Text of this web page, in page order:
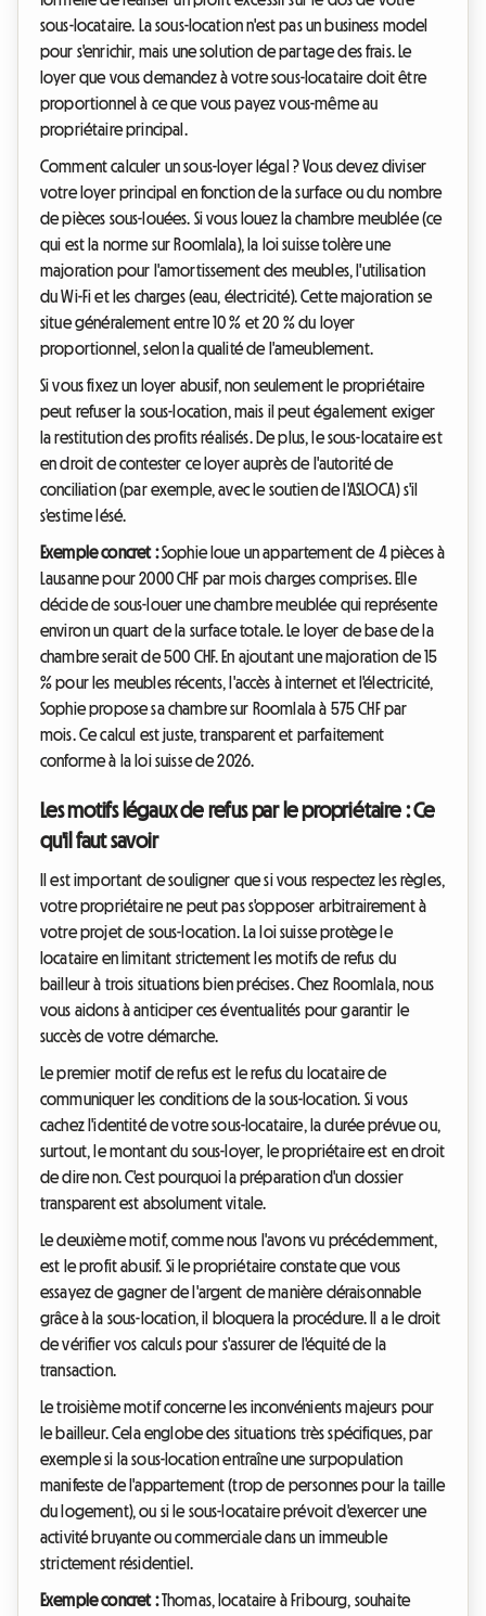
sous-locataire. La sous-location n'est pas un business model
pour s'enrichir, mais une solution de partage des frais. Le
loyer que vous demandez à votre sous-locataire doit être
proportionnel à ce que vous payez vous-même au
propriétaire principal.
Comment calculer un sous-loyer légal ? Vous devez diviser
votre loyer principal en fonction de la surface ou du nombre
de pièces sous-louées. Si vous louez la chambre meublée (ce
qui est la norme sur Roomlala), la loi suisse tolère une
majoration pour l'amortissement des meubles, l'utilisation
du Wi-Fi et les charges (eau, électricité). Cette majoration se
situe généralement entre 10 % et 20 % du loyer
proportionnel, selon la qualité de l'ameublement.
Si vous fixez un loyer abusif, non seulement le propriétaire
peut refuser la sous-location, mais il peut également exiger
la restitution des profits réalisés. De plus, le sous-locataire est
en droit de contester ce loyer auprès de l'autorité de
conciliation (par exemple, avec le soutien de l'ASLOCA) s'il
s'estime lésé.
Exemple concret :Sophie loue un appartement de 4 pièces à
Lausanne pour 2000 CHF par mois charges comprises. Elle
décide de sous-louer une chambre meublée qui représente
environ un quart de la surface totale. Le loyer de base de la
chambre serait de 500 CHF. En ajoutant une majoration de 15
% pour les meubles récents, l'accès à internet et l'électricité,
Sophie propose sa chambre sur Roomlala à 575 CHF par
mois. Ce calcul est juste, transparent et parfaitement
conforme à la loi suisse de 2026.
Les motifs légaux de refus par le propriétaire : Ce
qu'il faut savoir
Il est important de souligner que si vous respectez les règles,
votre propriétaire ne peut pas s'opposer arbitrairement à
votre projet de sous-location. La loi suisse protège le
locataire en limitant strictement les motifs de refus du
bailleur à trois situations bien précises. Chez Roomlala, nous
vous aidons à anticiper ces éventualités pour garantir le
succès de votre démarche.
Le premier motif de refus est le refus du locataire de
communiquer les conditions de la sous-location. Si vous
cachez l'identité de votre sous-locataire, la durée prévue ou,
surtout, le montant du sous-loyer, le propriétaire est en droit
de dire non. C'est pourquoi la préparation d'un dossier
transparent est absolument vitale.
Le deuxième motif, comme nous l'avons vu précédemment,
est le profit abusif. Si le propriétaire constate que vous
essayez de gagner de l'argent de manière déraisonnable
grâce à la sous-location, il bloquera la procédure. Il a le droit
de vérifier vos calculs pour s'assurer de l'équité de la
transaction.
Le troisième motif concerne les inconvénients majeurs pour
le bailleur. Cela englobe des situations très spécifiques, par
exemple si la sous-location entraîne une surpopulation
manifeste de l'appartement (trop de personnes pour la taille
du logement), ou si le sous-locataire prévoit d'exercer une
activité bruyante ou commerciale dans un immeuble
strictement résidentiel.
Exemple concret :Thomas, locataire à Fribourg, souhaite